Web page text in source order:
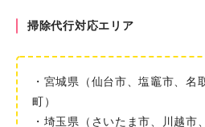
掃除代行対応エリア
・宮城県（仙台市、塩竈市、名
町）
・埼玉県（さいたま市、川越市